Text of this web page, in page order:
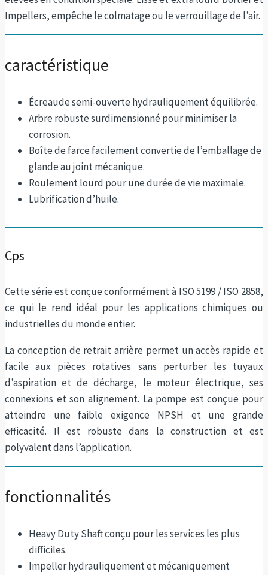
Impellers, empêche le colmatage ou le verrouillage de l’air.
caractéristique
Écreaude semi-ouverte hydrauliquement équilibrée.
Arbre robuste surdimensionné pour minimiser la
corrosion.
Boîte de farce facilement convertie de l’emballage de
glande au joint mécanique.
Roulement lourd pour une durée de vie maximale.
Lubrification d’huile.
Cps
Cette série est conçue conformément à ISO 5199 / ISO 2858,
ce qui le rend idéal pour les applications chimiques ou
industrielles du monde entier.
La conception de retrait arrière permet un accès rapide et
facile aux pièces rotatives sans perturber les tuyaux
d’aspiration et de décharge, le moteur électrique, ses
connexions et son alignement. La pompe est conçue pour
atteindre une faible exigence NPSH et une grande
efficacité. Il est robuste dans la construction et est
polyvalent dans l’application.
fonctionnalités
Heavy Duty Shaft conçu pour les services les plus
difficiles.
Impeller hydrauliquement et mécaniquement